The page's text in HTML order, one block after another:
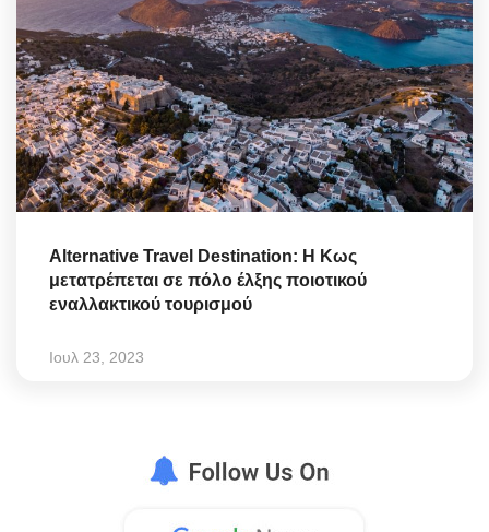
Alternative Travel Destination: Η Κως
μετατρέπεται σε πόλο έλξης ποιοτικού
εναλλακτικού τουρισμού
Ιουλ 23, 2023